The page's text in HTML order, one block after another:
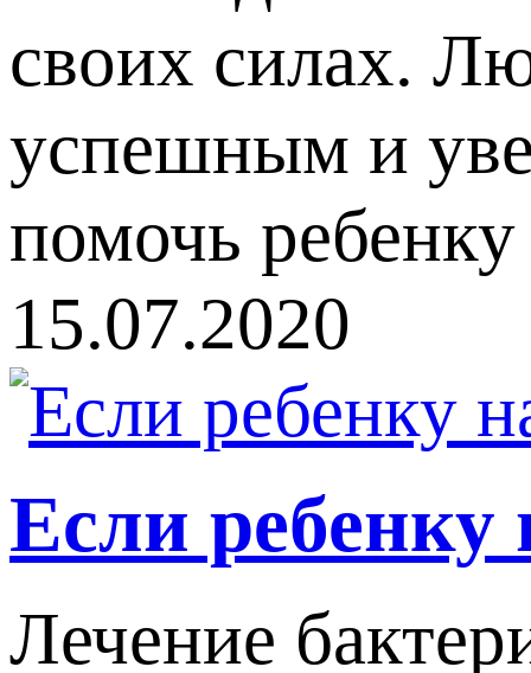
своих силах.
успешным и
помочь
15.07.2020
Если ребенку
Лечение